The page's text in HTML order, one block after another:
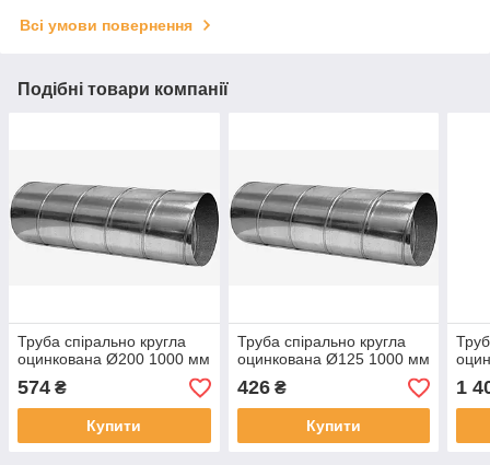
Всі умови повернення
Подібні товари компанії
Труба спірально кругла
оцинкована Ø200 1000 мм
574 ₴
Купити
Труба спірально кругла
оцинкована Ø125 1000 мм
426₴
Купити
1